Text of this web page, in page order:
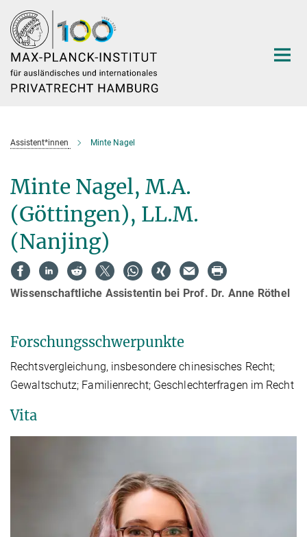
Hauptinhalt
Assistent*innen Minte Nagel
Minte Nagel, M.A.
(Göttingen), LL.M.
(Nanjing)
Wissenschaftliche Assistentin bei Prof. Dr. Anne Röthel
Forschungsschwerpunkte
Rechtsvergleichung, insbesondere chinesisches Recht;
Gewaltschutz; Familienrecht; Geschlechterfragen im Recht
Vita